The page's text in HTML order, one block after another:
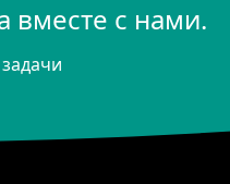
вместе с нами.